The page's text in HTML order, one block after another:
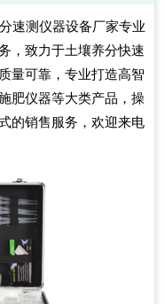
速测仪器设备厂家专业
，致力于土壤养分快速
量可靠，专业打造高智
肥仪器等大类产品，操
的销售服务，欢迎来电